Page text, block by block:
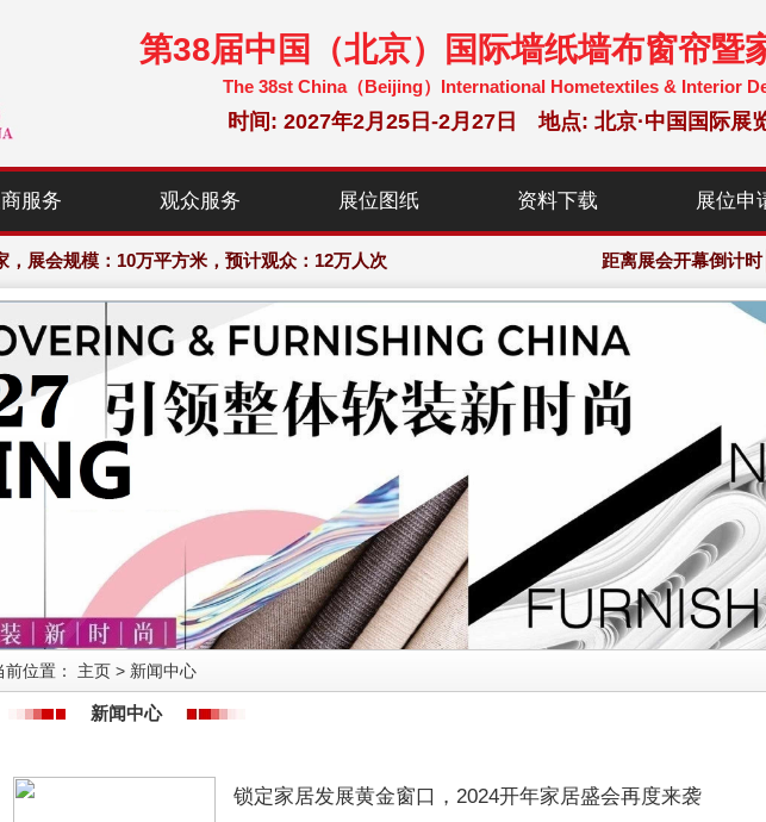
第38届中国（北京）国际墙纸墙布窗帘暨
The 38st China（Beijing）International Hometextiles & Interior
时间: 2027年2月25日-2月27日 地点: 北京·中国国际展
服务 观众服务 展位图纸 资料下载 展位申
，展会规模：10万平方米，预计观众：12万人次
际墙纸墙布窗帘暨家居软装饰展览会·组委会大会网站 距离展会开幕倒计时
前位置： 主页 > 新闻中心
新闻中心
锁定家居发展黄金窗口，2024开年家居盛会再度来袭